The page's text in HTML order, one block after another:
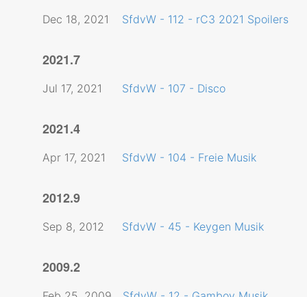
Dec 18, 2021 SfdvW - 112 - rC3 2021 Spoilers
2021.7
Jul 17, 2021 SfdvW - 107 - Disco
2021.4
Apr 17, 2021 SfdvW - 104 - Freie Musik
2012.9
Sep 8, 2012 SfdvW - 45 - Keygen Musik
2009.2